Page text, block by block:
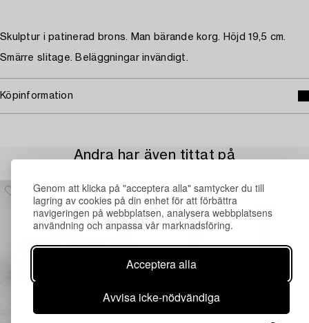
Genom att klicka på "acceptera alla" samtycker du till
lagring av cookies på din enhet för att förbättra
navigeringen på webbplatsen, analysera webbplatsens
användning och anpassa vår marknadsföring.
Acceptera alla
Avvisa icke-nödvändiga
Skulptur i patinerad brons. Man bärande korg. Höjd 19,5 cm.
Smärre slitage. Beläggningar invändigt.
Köpinformation
Andra har även tittat på